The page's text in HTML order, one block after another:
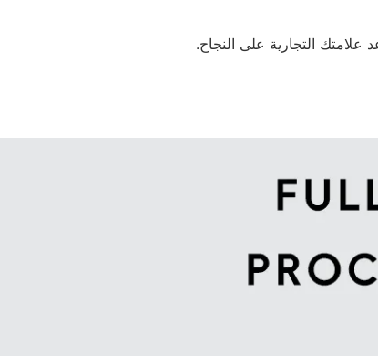
علامتك التجارية على النجاح.